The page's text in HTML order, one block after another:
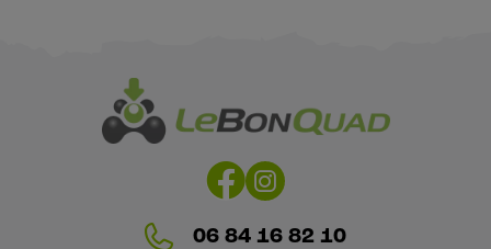
06 84 16 82 10